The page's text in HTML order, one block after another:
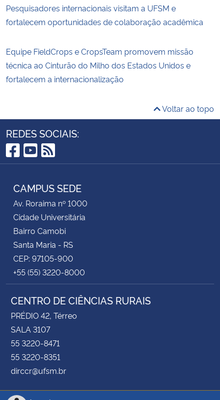
Pesquisadores internacionais visitam a UFSM e
fortalecem oportunidades de colaboração acadêmica
Equipe FieldCrops e CropsTeam promovem missão
técnica ao Cinturão do Milho dos Estados Unidos e
fortalecem a internacionalização
Voltar ao topo
REDES SOCIAIS:
Facebook
YouTube
RSS
CAMPUS SEDE
Av. Roraima nº 1000
Cidade Universitária
Bairro Camobi
Santa Maria - RS
CEP: 97105-900
+55 (55) 3220-8000
CENTRO DE CIÊNCIAS RURAIS
PRÉDIO 42, Térreo
SALA 3107
55 3220-8471
55 3220-8351
dirccr@ufsm.br